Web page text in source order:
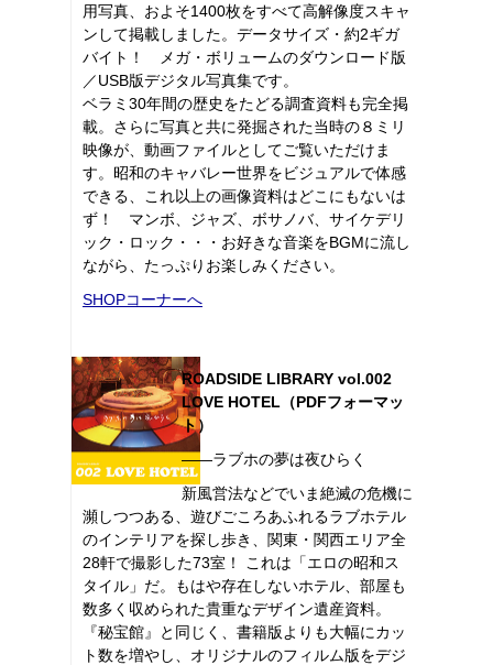
用写真、およそ1400枚をすべて高解像度スキャ
ンして掲載しました。データサイズ・約2ギガ
バイト！ メガ・ボリュームのダウンロード版
／USB版デジタル写真集です。
ベラミ30年間の歴史をたどる調査資料も完全掲
載。さらに写真と共に発掘された当時の８ミリ
映像が、動画ファイルとしてご覧いただけま
す。昭和のキャバレー世界をビジュアルで体感
できる、これ以上の画像資料はどこにもないは
ず！ マンボ、ジャズ、ボサノバ、サイケデリ
ック・ロック・・・お好きな音楽をBGMに流し
ながら、たっぷりお楽しみください。
SHOPコーナーへ
ROADSIDE LIBRARY vol.002
LOVE HOTEL（PDFフォーマッ
ト）
――ラブホの夢は夜ひらく
新風営法などでいま絶滅の危機に
瀕しつつある、遊びごころあふれるラブホテル
のインテリアを探し歩き、関東・関西エリア全
28軒で撮影した73室！ これは「エロの昭和ス
タイル」だ。もはや存在しないホテル、部屋も
数多く収められた貴重なデザイン遺産資料。
『秘宝館』と同じく、書籍版よりも大幅にカッ
ト数を増やし、オリジナルのフィルム版をデジ